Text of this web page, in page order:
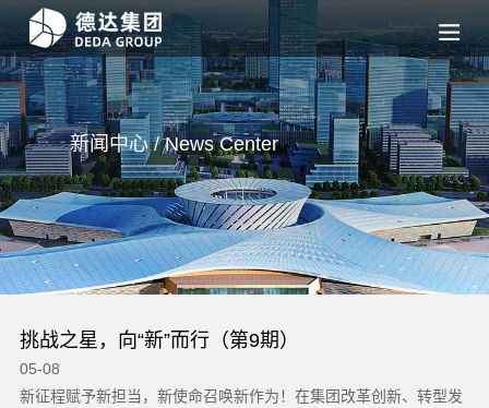
新闻中心 / NewsCenter
挑战之星，向“新”而行（第9期）
05-08
新征程赋予新担当，新使命召唤新作为！在集团改革创新、转型发